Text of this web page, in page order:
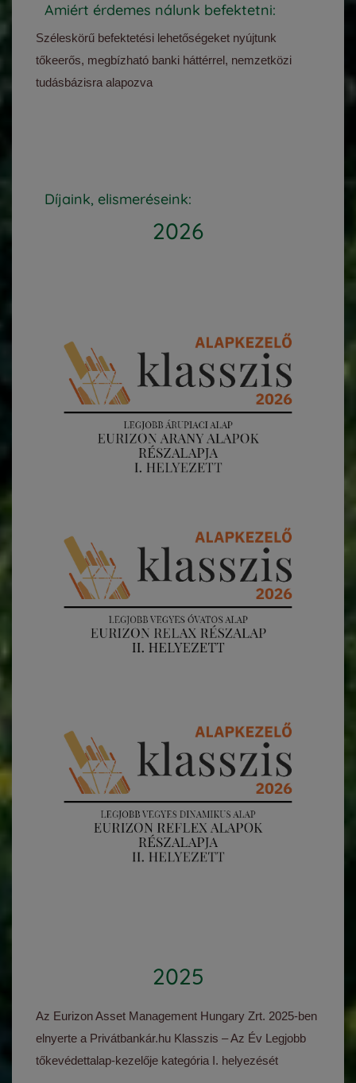
Amiért érdemes nálunk befektetni:
Széleskörű befektetési lehetőségeket nyújtunk
tőkeerős, megbízható banki háttérrel, nemzetközi
tudásbázisra alapozva
Díjaink, elismeréseink:
2026
2025
Az Eurizon Asset Management Hungary Zrt. 2025-ben
elnyerte a Privátbankár.hu Klasszis – Az Év Legjobb
tőkevédettalap-kezelője kategória I. helyezését